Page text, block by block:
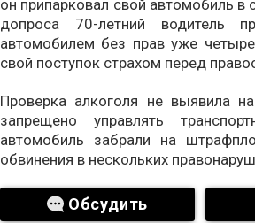
он припарковал свой автомобиль в
допроса 70-летний водитель
автомобилем без прав уже
свой поступок страхом перед
Проверка алкоголя не выявила
запрещено управлять
автомобиль забрали на
обвинения в нескольких
Обсудить